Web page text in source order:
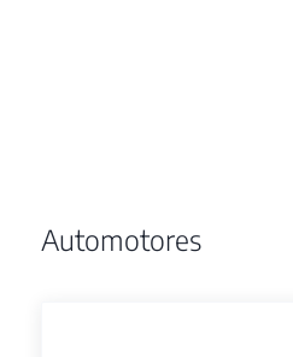
Automotores